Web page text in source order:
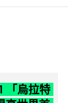
「烏拉特